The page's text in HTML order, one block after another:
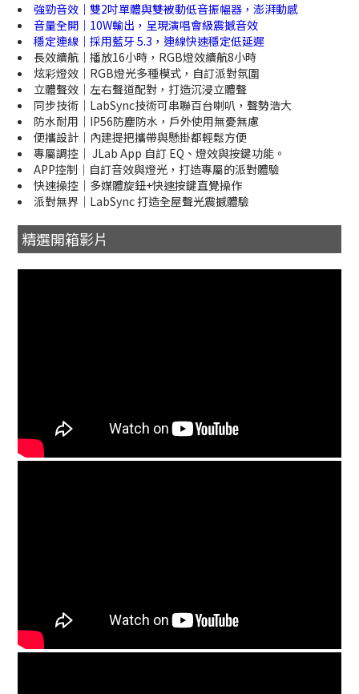
強勁音效｜雙2吋單體與雙被動低音振幅器，澎湃動感
音量全開｜10W輸出，呈現演唱會級震撼音效
穩定連線｜採用藍牙 5.3，連線快速穩定低延遲
長效續航｜播放16小時，RGB燈效續航8小時
炫彩燈效｜RGB燈光多種模式，自訂派對氛圍
立體聲效｜左右聲道配對，打造沉浸立體聲
同步技術｜LabSync技術可串聯百台喇叭，聲勢浩大
防水耐用｜IP56防塵防水，戶外使用無憂無慮
便攜設計｜內建提把攜帶與懸掛都輕鬆方便
專屬調控｜ JLab App 自訂 EQ、燈效與按鍵功能。
APP控制｜自訂音效與燈光，打造專屬的派對體驗
快速操控｜多媒體旋鈕+快速按鍵直覺操作
派對無界｜LabSync 打造全屋聲光震撼體驗
精選開箱影片